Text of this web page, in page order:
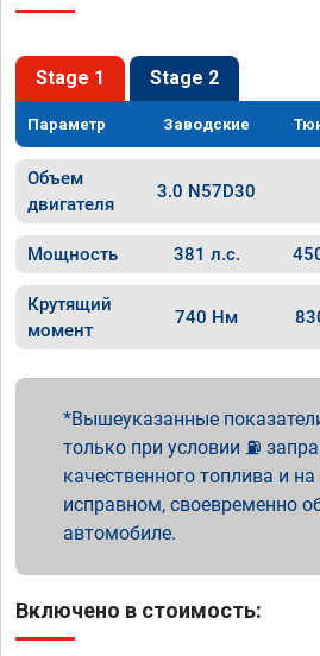
Stage 1 Stage 2
Параметр Заводские
Объем
двигателя
3.0 N57D30
Мощность 381 л.с.
Крутящий
момент
740 Нм
Вышеуказанные
только при условии ⛽
качественного топлива и
исправном, своевременно
автомобиле.
Включено в стоимость: